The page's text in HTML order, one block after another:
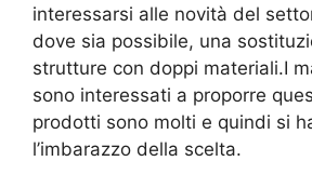
interessarsi alle novità del
dove sia possibile, una
strutture con doppi materiali.I
sono interessati a proporre
prodotti sono molti e quindi si
l’imbarazzo della scelta.